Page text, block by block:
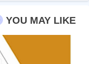
YOU MAY LIKE